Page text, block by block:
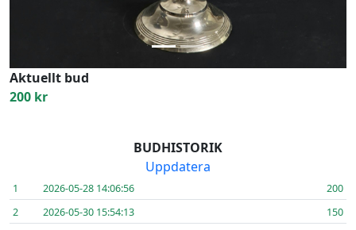
Aktuellt bud
200 kr
BUDHISTORIK
Uppdatera
1 2026-05-28 14:06:56
200
2
2026-05-30 15:54:13 150